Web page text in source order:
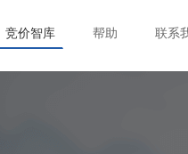
竞价智库 帮助 联系